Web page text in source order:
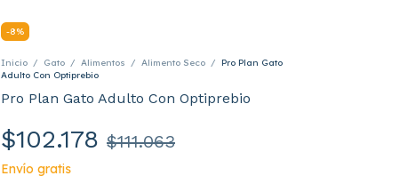
-8%
Inicio / Gato / Alimentos / Alimento Seco / Pro Plan Gato
Adulto Con Optiprebio
Pro Plan Gato Adulto Con Optiprebio
$102.178 $111.063
Envío gratis